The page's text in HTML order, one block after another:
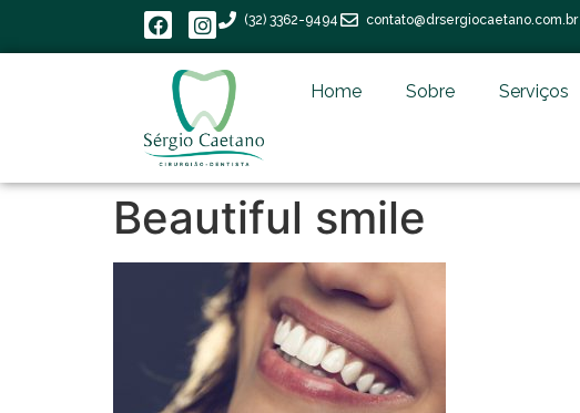
(32) 3362-9494 contato@drsergiocaetano.com.br
Home Sobre Serviços
Beautiful smile